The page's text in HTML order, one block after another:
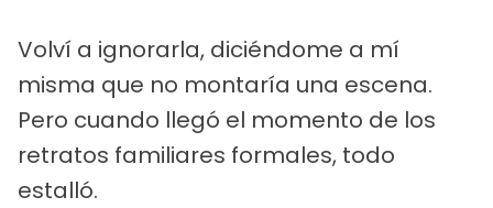
Volví a ignorarla, diciéndome a mí
misma que no montaría una escena.
Pero cuando llegó el momento de los
retratos familiares formales, todo
estalló.